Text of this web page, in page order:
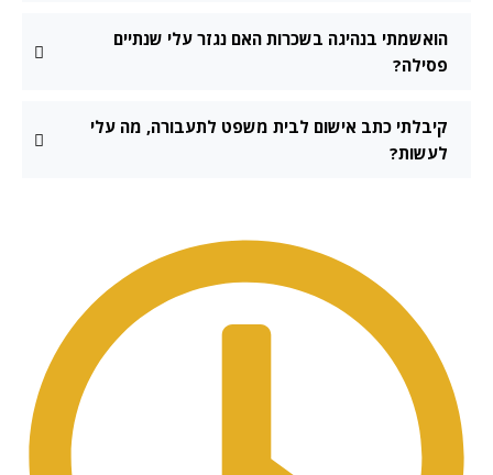
הואשמתי בנהיגה בשכרות האם נגזר עלי שנתיים
פסילה?
קיבלתי כתב אישום לבית משפט לתעבורה, מה עלי
לעשות?